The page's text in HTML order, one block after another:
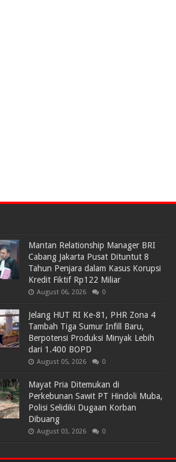
Mantan Relationship Manager BRI
Cabang Jakarta Pusat Dituntut 8
Tahun Penjara dalam Kasus Korupsi
Kredit Fiktif Rp122 Miliar
August 06, 2026 0
Jelang HUT RI Ke-81, PHR Zona 4
Tambah Tiga Sumur Infill Baru,
Berpotensi Produksi Minyak Lebih
dari 1.400 BOPD
August 05, 2026 0
Mayat Pria Ditemukan di
Perkebunan Sawit PT Hindoli Muba,
Polisi Selidiki Dugaan Korban
Dibuang
August 03, 2026 0